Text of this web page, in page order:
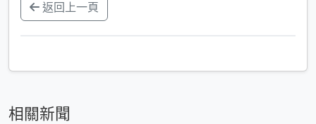
返回上一頁
相關新聞